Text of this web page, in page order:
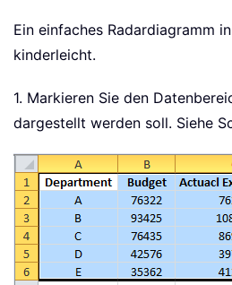
Ein einfaches Radardiagramm
kinderleicht.
1. Markieren Sie den
dargestellt werden soll. Siehe